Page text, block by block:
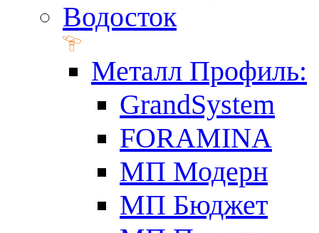
Водосток
Металл Профиль:
GrandSystem
FORAMINA
МП Модерн
МП Бюджет